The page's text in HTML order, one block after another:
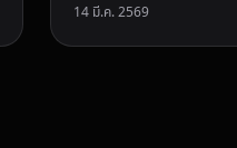
14 มี.ค. 2569